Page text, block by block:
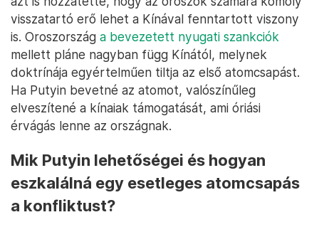
visszatartó erő lehet a Kínával fenntartott viszony
is. Oroszország a bevezetett nyugati szankciók
mellett pláne nagyban függ Kínától, melynek
doktrínája egyértelműen tiltja az első atomcsapást.
Ha Putyin bevetné az atomot, valószínűleg
elveszítené a kínaiak támogatását, ami óriási
érvágás lenne az országnak.
Mik Putyin lehetőségei és hogyan
eszkalálná egy esetleges atomcsapás
a konfliktust?